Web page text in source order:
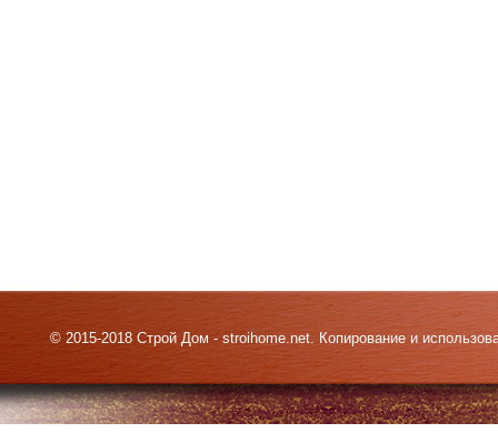
© 2015-2018 Строй Дом - stroihome.net. Копирование и